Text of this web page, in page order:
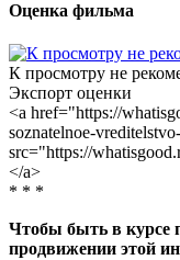
Оценка фильма
К просмотру не
Экспорт оценки
<a href="https://
soznatelnoe-
src="https://
</a>
* * *
Чтобы быть в курсе
продвижении этой